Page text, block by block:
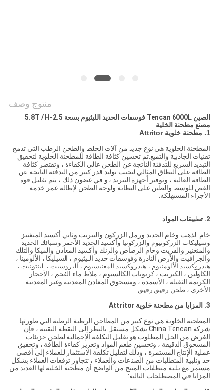
منتوج وصف
الصين Tencan 6000L فوسفات الحديد الليثيوم بسعة 2.5-5.8T / H
مصنع مطحنة الخلية
1. مطحنة خلوية Attritor
المطحنة الخلوية هي نوع جديد من آلات الخلط والطحن الرطب التي تدمج
تقنيات الجاذبية والتميع.تم تحسين كثافة الطاقة للمطحنة الخلوية لتحقيق
التبديد السريع للتدفئة الناتجة عن الطحن عالي الكفاءة ، وتقتصر كثافة
الطاقة على النطاق المثالي لتجنب توليد قدر كبير من التدفئة الناتجة عن
الطاقة العالية ، وتوفير أجهزة التبريد ، و في غضون ذلك ، يتم تقليل قوة
القص للوسط والطين على البطانة ولوحة الطحن لإطالة عمر خدمة
الأجزاء المستهلكة.
2. تطبيقات المواد
خام الذهب وخام الحديد ورمل الزركون والبيريت وثاني أكسيد المنغنيز
وسيليكات الزركونيوم والزركونيا وأكسيد الحديد الأحمر وسبائك الحديد
والمنغنيز والفريت وخام الرصاص والزنك وأكسيد المعادن والميكا والتلك
والجرافيت والأرض النادرة وفوسفات حديد الليثيوم ، السيليكا ، الألومينا ،
هيدروكسيد الألومنيوم ، هيدروكسيد المغنيسيوم ، البروسيت ، البنتونيت ،
الكاولين ، الكبريت ، كربونات الكالسيوم ، ملاط ​​ماء الفحم ، الأحجار
الكريمة الثقيلة ، الأسمدة ، ومسحوق المعادن المعدنية وغير المعدنية
الأخرى ، طحن رقيق رقيق.
3. المزايا
من مطحنة خلوية Attritor
المطحنة الخلوية هي نوع كبير من المطاحن الرطبة الرطبة التي طورتها
شركة China Tencan بشكل مستقل.بالنظر إلى النقطة التقنية ، فإن
الغرض من الحل المطلوب هو تقليل التكلفة الإجمالية لطحن جزيئات
المسحوق الدقيقة ، وتحسين طعم المواد وتعزيز كفاءة الطاقة ، وتحقيق
عملية الإنتاج المستمرة ، وذلك لتقليل تكلفة الاستثمار للعملاء إلى أقصى
حد وتلبية المتطلبات من الصناعات والعملاء ، تتجاوز توقعات العملاء بشكل
مستمر مع تلبية متطلبات المنتج.من الواضح أن مطحنة الخلية لها العديد من
المزايا في المصطلحات التالية: